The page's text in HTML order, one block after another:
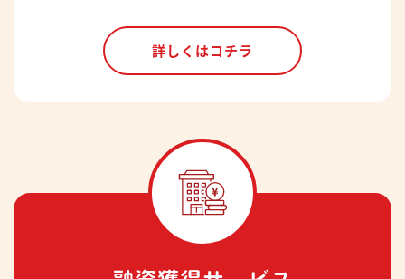
詳しくはコチラ